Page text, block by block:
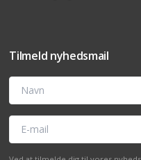
Tilmeld nyhedsmail
Navn
E-mail